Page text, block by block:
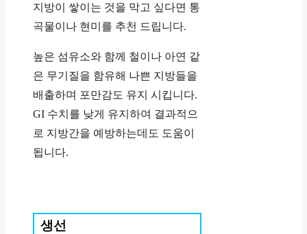
지방이 쌓이는 것을 막고 싶다면 통
곡물이나 현미를 추천 드립니다.
높은 섬유소와 함께 철이나 아연 같
은 무기질을 함유해 나쁜 지방들을
배출하며 포만감도 유지 시킵니다.
GI 수치를 낮게 유지하여 결과적으
로 지방간을 예방하는데도 도움이
됩니다.
생선